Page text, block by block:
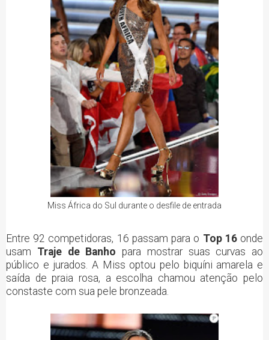
Miss África do Sul durante o desfile de entrada
Entre 92 competidoras, 16 passam para o Top 16onde
usam Traje de Banho para mostrar suas curvas ao
público e jurados. A Miss optou pelo biquíni amarela e
saída de praia rosa, a escolha chamou atenção pelo
constaste com sua pele bronzeada.